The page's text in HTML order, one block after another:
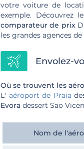
votre voiture de
exemple. Découvrez
comparateur de prix
les grandes agences
Envolez-
Où se trouvent les
L' aéroport de Praia
Evora dessert Sao
Nom de